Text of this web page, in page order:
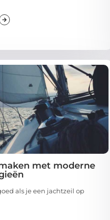
met moderne
als je een jachtzeil op